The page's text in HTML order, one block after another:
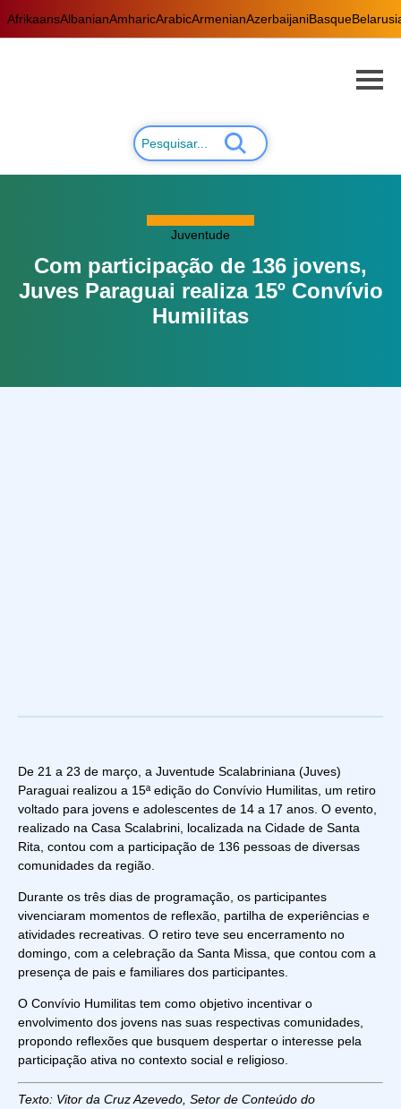
AfrikaansAlbanianAmharicArabicArmenianAzerbaijaniBasque
Juventude
Com participação de 136 jovens,
Juves Paraguai realiza 15º Convívio
Humilitas
De 21 a 23 de março, a Juventude Scalabriniana (Juves)
Paraguai realizou a 15ª edição do Convívio Humilitas, um retiro
voltado para jovens e adolescentes de 14 a 17 anos. O evento,
realizado na Casa Scalabrini, localizada na Cidade de Santa
Rita, contou com a participação de 136 pessoas de diversas
comunidades da região.
Durante os três dias de programação, os participantes
vivenciaram momentos de reflexão, partilha de experiências e
atividades recreativas. O retiro teve seu encerramento no
domingo, com a celebração da Santa Missa, que contou com a
presença de pais e familiares dos participantes.
O Convívio Humilitas tem como objetivo incentivar o
envolvimento dos jovens nas suas respectivas comunidades,
propondo reflexões que busquem despertar o interesse pela
participação ativa no contexto social e religioso.
Texto: Vitor da Cruz Azevedo, Setor de Conteúdo do